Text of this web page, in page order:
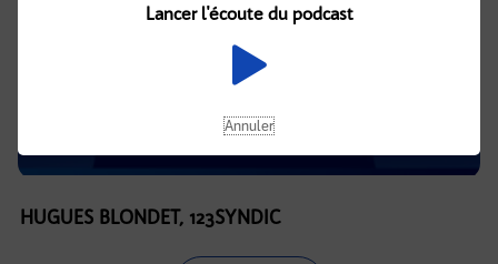
HUGUES BLONDET, 123SYNDIC
Lancer l'écoute du podcast
Annuler